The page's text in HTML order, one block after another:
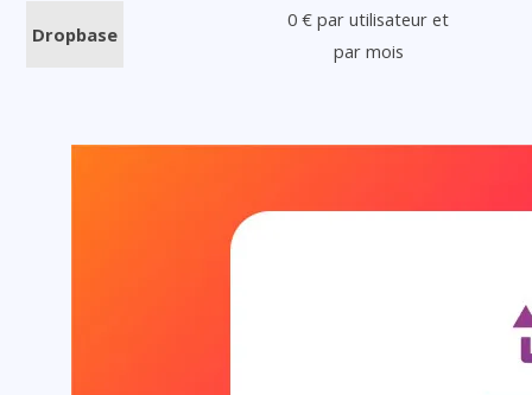
Dropbase
0 € par utilisateur et
par mois